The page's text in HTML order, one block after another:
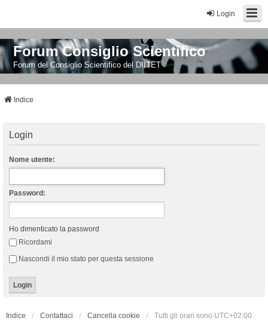
Login
Forum Consiglio Scientifico
Forum del Consiglio Scientifico del DIITET
Indice
Login
Nome utente:
Password:
Ho dimenticato la password
Ricordami
Nascondi il mio stato per questa sessione
Indice Contattaci Cancella cookie Tutti gli orari sono UTC+02:00